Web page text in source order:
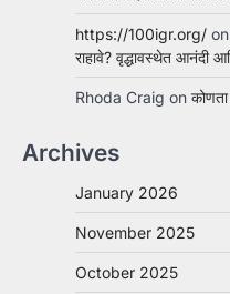
https://100igr.org/ on
राहावे? वृद्धावस्थेत आनंदी
Rhoda Craig on कोणता
Archives
January 2026
November 2025
October 2025